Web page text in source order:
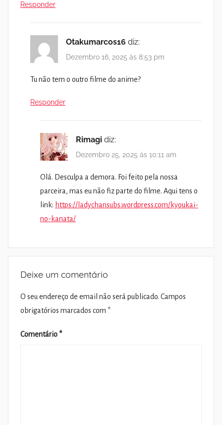
Responder
Otakumarcos16 diz:
Dezembro 16, 2025 às 8:53 pm
Tu não tem o outro filme do anime?
Responder
Rimagi diz:
Dezembro 25, 2025 às 10:11 am
Olá. Desculpa a demora. Foi feito pela nossa
parceira, mas eu não fiz parte do filme. Aqui tens o
link: https://ladychansubs.wordpress.com/kyoukai-
no-kanata/
Deixe um comentário
O seu endereço de email não será publicado. Campos
obrigatórios marcados com *
Comentário *